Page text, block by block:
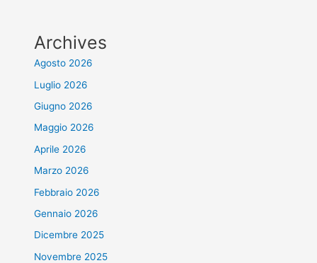
Archives
Agosto 2026
Luglio 2026
Giugno 2026
Maggio 2026
Aprile 2026
Marzo 2026
Febbraio 2026
Gennaio 2026
Dicembre 2025
Novembre 2025